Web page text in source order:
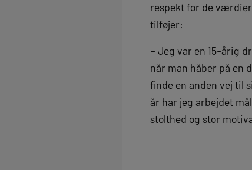
respekt for de værdier
tilføjer:
– Jeg var en 15-årig
når man håber på en
finde en anden vej til
år har jeg arbejdet
stolthed og stor